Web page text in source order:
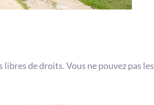
de droits. Vous ne pouvez pas les